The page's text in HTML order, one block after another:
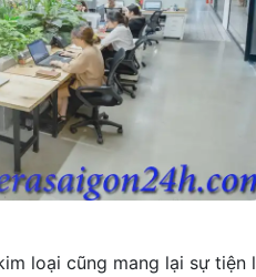
loại cũng mang lại sự tiện